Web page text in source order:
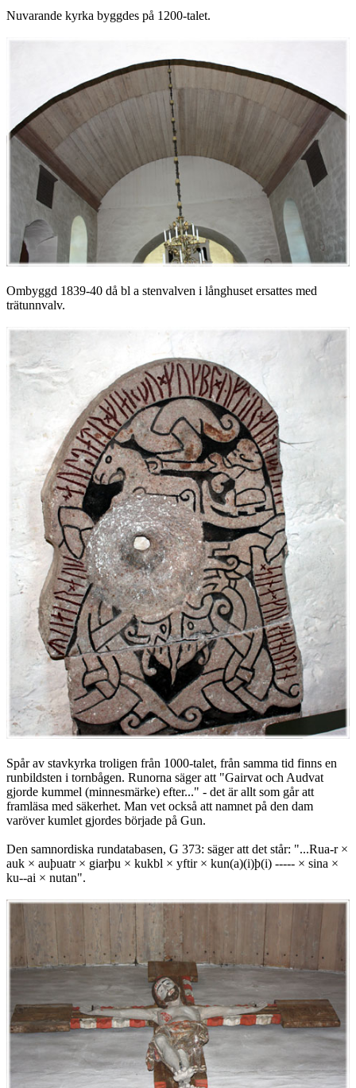
Nuvarande kyrka byggdes på 1200-talet.
Ombyggd 1839-40 då bl a stenvalven i långhuset ersattes med
trätunnvalv.
Spår av stavkyrka troligen från 1000-talet, från samma tid finns en
runbildsten i tornbågen. Runorna säger att "Gairvat och Audvat
gjorde kummel (minnesmärke) efter..." - det är allt som går att
framläsa med säkerhet. Man vet också att namnet på den dam
varöver kumlet gjordes började på Gun.
Den samnordiska rundatabasen, G 373: säger att det står: "...Rua-r ×
auk × auþuatr × giarþu × kukbl × yftir × kun(a)(i)þ(i) ----- × sina ×
ku--ai × nutan".